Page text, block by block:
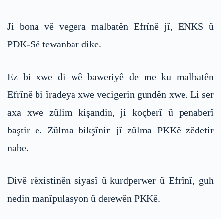
Ji bona vê vegera malbatên Efrînê jî, ENKS û
PDK-Sê tewanbar dike.
Ez bi xwe di wê baweriyê de me ku malbatên
Efrînê bi îradeya xwe vedigerin gundên xwe. Li ser
axa xwe zûlim kişandin, ji koçberî û penaberî
baştir e. Zûlma bikşînin jî zûlma PKKê zêdetir
nabe.
Divê rêxistinên siyasî û kurdperwer û Efrînî, guh
nedin manîpulasyon û derewên PKKê.